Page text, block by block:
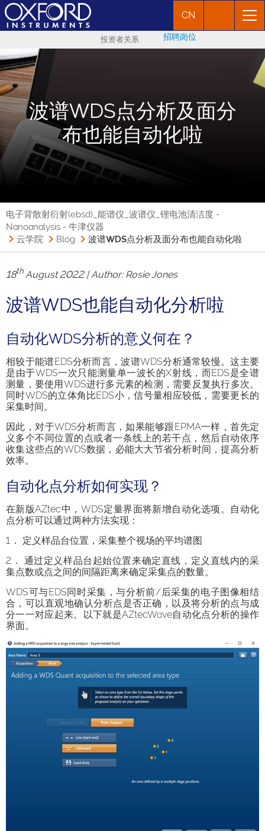
CN
投资者关系 招聘岗位
波谱WDS点分析及面分
布也能自动化啦
电子背散射衍射(ebsd)_能谱仪_波谱仪_锂电池清洁度 -
Nanoanalysis - 牛津仪器
云学院
Blog 波谱WDS点分析及面分布也能自动化啦
18thAugust 2022 | Author:Rosie Jones
波谱WDS也能自动化分析啦
自动化WDS分析的意义何在？
相较于能谱EDS分析而言，波谱WDS分析通常较慢。这主要
是由于WDS一次只能测量单一波长的X射线，而EDS是全谱
测量，要使用WDS进行多元素的检测，需要反复执行多次。
同时WDS的立体角比EDS小，信号量相应较低，需要更长的
采集时间。
因此，对于WDS分析而言，如果能够跟EPMA一样，首先定
义多个不同位置的点或者一条线上的若干点，然后自动依序
收集这些点的WDS数据，必能大大节省分析时间，提高分析
效率。
自动化点分析如何实现？
在新版AZtec中，WDS定量界面将新增自动化选项。自动化
点分析可以通过两种方法实现：
1． 定义样品台位置，采集整个视场的平均谱图
2． 通过定义样品台起始位置来确定直线，定义直线内的采
集点数或点之间的间隔距离来确定采集点的数量。
WDS可与EDS同时采集，与分析前/后采集的电子图像相结
合，可以直观地确认分析点是否正确，以及将分析的点与成
分一一对应起来。以下就是AZtecWave自动化点分析的操作
界面。